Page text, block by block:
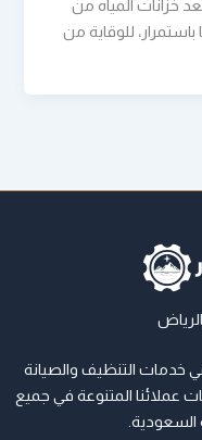
خزانات المياه من
باستمرار، للوقاية من
خدمات التنظيف والصيانة
عملائنا المتنوعة في جميع
السعودية.